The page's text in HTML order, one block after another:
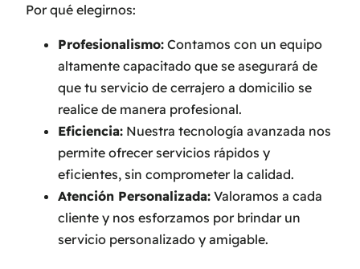
Por qué elegirnos:
Profesionalismo: Contamos con un equipo
altamente capacitado que se asegurará de
que tu servicio de cerrajero a domicilio se
realice de manera profesional.
Eficiencia: Nuestra tecnología avanzada nos
permite ofrecer servicios rápidos y
eficientes, sin comprometer la calidad.
Atención Personalizada: Valoramos a cada
cliente y nos esforzamos por brindar un
servicio personalizado y amigable.